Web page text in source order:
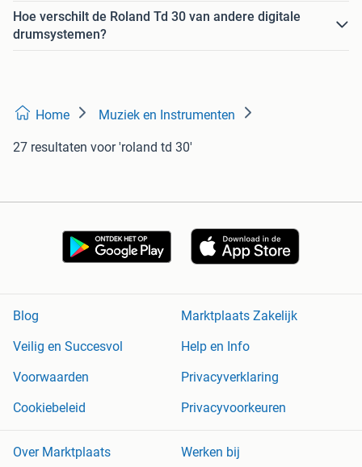
Hoe verschilt de Roland Td 30 van andere digitale
drumsystemen?
Home Muziek en Instrumenten
27 resultaten voor 'roland td 30'
Blog
Marktplaats Zakelijk
Veilig en Succesvol
Help en Info
Voorwaarden
Privacyverklaring
Cookiebeleid
Privacyvoorkeuren
Over Marktplaats Werken bij